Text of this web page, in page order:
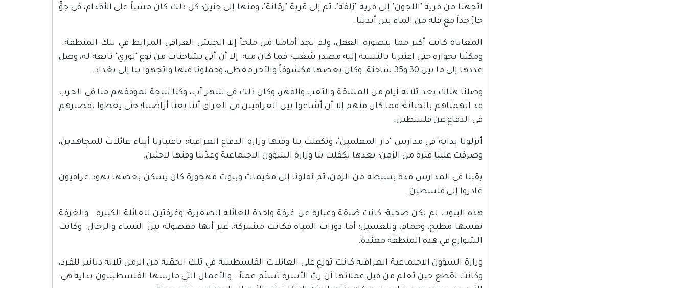
اتجهنا من قرية "اللجون" إلى قرية "زلفة"، ثم إلى قرية "رمّانة"، ومنها إلى جنين؛ كل ذلك كان مشياً على الأقدام، في جوٍّ
حارّ جداً مع قلة من الماء بين أيدينا.
المعاناة كانت أكبر مما يتصوره العقل، ولم نجد أمامنا من ملجأ إلا الجيش العراقي المرابط في تلك المنطقة.
ومكثنا بجواره حتى اعتبرنا بالنسبة إليه مصدر شغب؛ فما كان منه إلا أن أتى بشاحنات من نوع "لوري" تابعة له، وصل
عددها إلى ما بين 30 و35 شاحنة. وكان بعضها مكشوفاً والآخر مغطى، وحملونا فيها واتجهوا بنا إلى بغداد.
وصلنا هناك بعد ثلاثة أيام من المشقة والتعب والقهر، وكان ذلك في شهر آب، وكنا نتيجة لموقفهم منا في الحرب
قد اتهمناهم بالخيانة؛ فما كان منهم إلا أن أشاعوا بين العراقيين في العراق أننا بعنا أراضينا؛ حتى يغطوا تقصيرهم
في الدفاع عن فلسطين.
أنزلونا بداية في مدارس "دار المعلمين"، وتكفلت بنا وقتها وزارة الدفاع العراقية؛ باعتبارنا أبناء عائلات للمجاهدين،
وصرفت علينا فترة من الزمن؛ بعدها تكفلت بنا وزارة الشؤون الاجتماعية وعدّتنا وقتها لاجئين.
بقينا في المدارس مدة بسيطة من الزمن، ثم نقلونا إلى مخيمات وبيوت مهجورة كان يسكن بعضها يهود عراقيون
غادروا إلى فلسطين.
هذه البيوت لم تكن صحية؛ كانت ضيقة وعبارة عن غرفة واحدة للعائلة الصغيرة؛ وغرفتين للعائلة الكبيرة. والغرفة
نفسها مطبخ، وحمام، وللغسيل؛ أما دورات المياه فكانت مشتركة، غير أنها مفصولة بين النساء والرجال. وكانت
الشوارع في هذه المنطقة معبَّدة.
وزارة الشؤون الاجتماعية العراقية كانت توزع على العائلات الفلسطينية في تلك الحقبة من الزمن ثلاثة دنانير للفرد،
وكانت تقطع حين تعلم من قبل عملائها أن ربّ الأسرة تسلّم عملاً. والأعمال التي مارسها الفلسطينيون بداية هي: